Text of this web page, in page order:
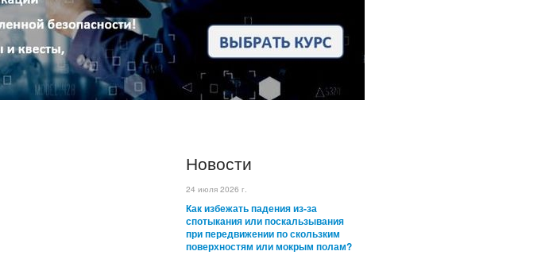
Новости
24 июля 2026 г.
Как избежать падения из-за
спотыкания или поскальзывания
при передвижении по скользким
поверхностям или мокрым полам?